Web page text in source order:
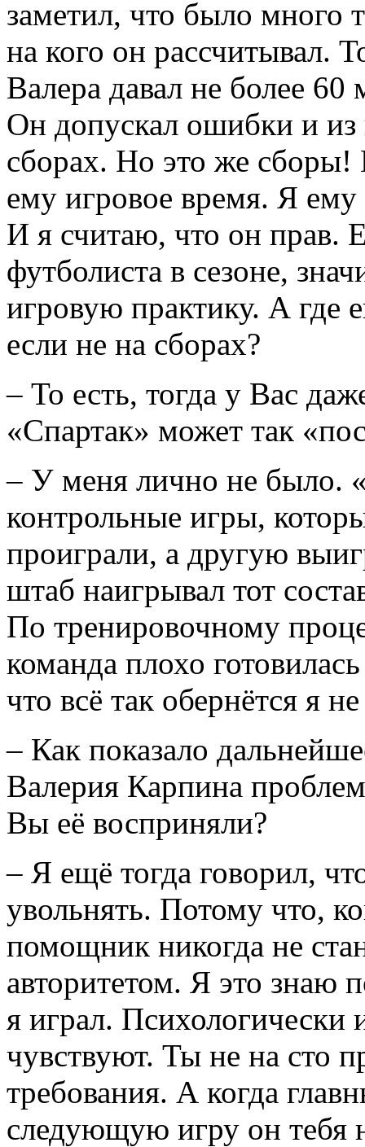
заметил, что было много
на кого он рассчитывал.
Валера давал не более
Он допускал ошибки и из
сборах. Но это же сборы!
ему игровое время. Я ему
И я считаю, что он прав.
футболиста в сезоне,
игровую практику. А где
если не на сборах?
– То есть, тогда у Вас
«Спартак» может так
– У меня лично не было.
контрольные игры,
проиграли, а другую
штаб наигрывал тот
По тренировочному
команда плохо
что всё так обернётся я
– Как показало
Валерия Карпина
Вы её восприняли?
– Я ещё тогда говорил,
увольнять. Потому что,
помощник никогда не
авторитетом. Я это знаю
я играл. Психологически
чувствуют. Ты не на сто
требования. А когда
следующую игру он тебя